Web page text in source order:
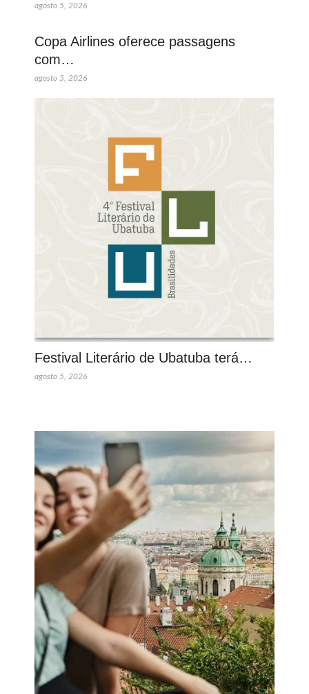
agosto 5, 2026
Copa Airlines oferece passagens
com…
agosto 5, 2026
Festival Literário de Ubatuba terá…
agosto 5, 2026